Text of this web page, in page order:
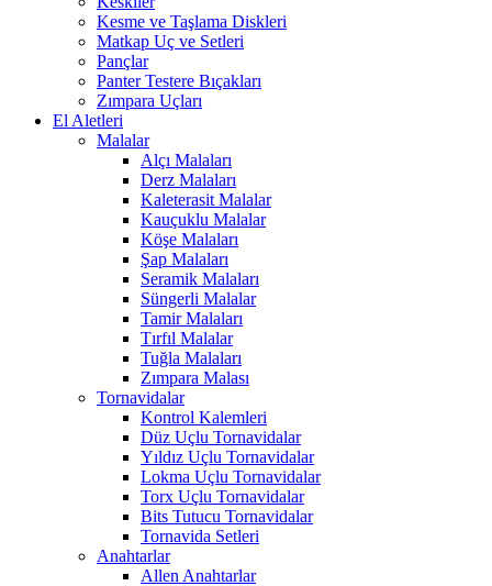
Kesme ve Taşlama Diskleri
Matkap Uç ve Setleri
Pançlar
Panter Testere Bıçakları
Zımpara Uçları
El Aletleri
Malalar
Alçı Malaları
Derz Malaları
Kaleterasit Malalar
Kauçuklu Malalar
Köşe Malaları
Şap Malaları
Seramik Malaları
Süngerli Malalar
Tamir Malaları
Tırfıl Malalar
Tuğla Malaları
Zımpara Malası
Tornavidalar
Kontrol Kalemleri
Düz Uçlu Tornavidalar
Yıldız Uçlu Tornavidalar
Lokma Uçlu Tornavidalar
Torx Uçlu Tornavidalar
Bits Tutucu Tornavidalar
Tornavida Setleri
Anahtarlar
Allen Anahtarlar